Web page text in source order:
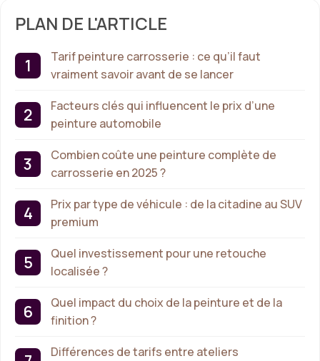
PLAN DE L'ARTICLE
Tarif peinture carrosserie : ce qu’il faut
vraiment savoir avant de se lancer
Facteurs clés qui influencent le prix d’une
peinture automobile
Combien coûte une peinture complète de
carrosserie en 2025 ?
Prix par type de véhicule : de la citadine au SUV
premium
Quel investissement pour une retouche
localisée ?
Quel impact du choix de la peinture et de la
finition ?
Différences de tarifs entre ateliers